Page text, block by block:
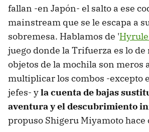
fallan -en Japón- el salto a ese
mainstream que se le escapa a
sobremesa. Hablamos de '
juego donde la Trifuerza es lo de
objetos de la mochila son meros
multiplicar los combos -excepto
jefes- yla cuenta de bajas
aventura y el descubrimiento
propuso Shigeru Miyamoto hace